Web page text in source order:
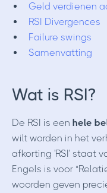
Geld verdienen
RSI Divergences
Failure swings
Samenvatting
Wat is RSI?
De RSI is een hele
wilt worden in het
afkorting 'RSI' staat
Engels is voor
woorden geven